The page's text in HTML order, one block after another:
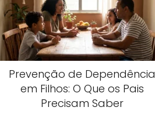
Prevenção de Dependência
em Filhos: O Que os Pais
Precisam Saber